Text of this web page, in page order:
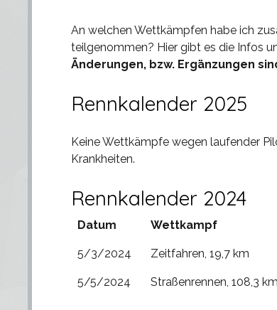
An welchen Wettkämpfen habe ich
teilgenommen? Hier gibt es die Infos
Änderungen, bzw. Ergänzungen
Rennkalender 2025
Keine Wettkämpfe wegen laufender
Krankheiten.
Rennkalender 2024
Datum Wettkampf
5/3/2024 Zeitfahren, 19,7 km
5/5/2024 Straßenrennen, 108,3 km